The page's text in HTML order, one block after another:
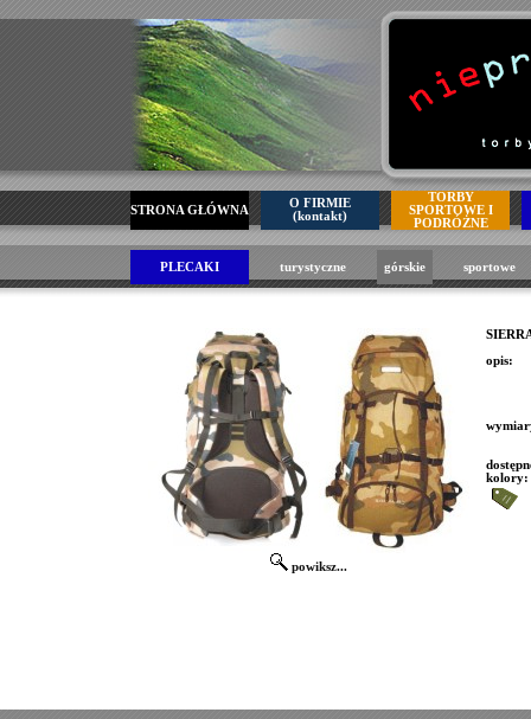
STRONA GŁÓWNA
O FIRMIE
(kontakt)
TORBY
SPORTOWE I
PODRÓŻNE
PLECAKI turystyczne górskie sportowe
powiksz...
opis:
kolory: